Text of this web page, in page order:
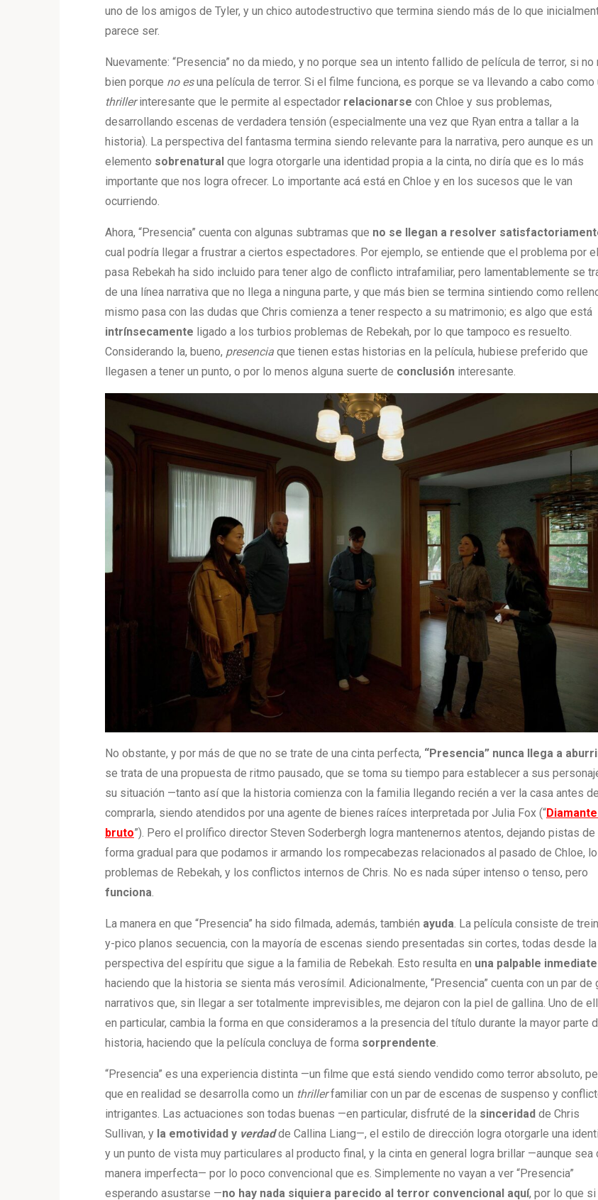
uno de los amigos de Tyler, y un chico autodestructivo que termina siendo más de lo que
parece ser.
Nuevamente: “Presencia” no da miedo, y no porque sea un intento fallido de película de terror, si no
bien porque no esuna película de terror. Si el filme funciona, es porque se va llevando a cabo como
thrillerinteresante que le permite al espectador relacionarse con Chloe y sus problemas,
desarrollando escenas de verdadera tensión (especialmente una vez que Ryan entra a tallar a la
historia). La perspectiva del fantasma termina siendo relevante para la narrativa, pero aunque es un
elemento sobrenatural que logra otorgarle una identidad propia a la cinta, no diría que es lo más
importante que nos logra ofrecer. Lo importante acá está en Chloe y en los sucesos que le van
ocurriendo.
Ahora, “Presencia” cuenta con algunas subtramas que no se llegan a resolver
cual podría llegar a frustrar a ciertos espectadores. Por ejemplo, se entiende que el problema por
pasa Rebekah ha sido incluido para tener algo de conflicto intrafamiliar, pero lamentablemente se
de una línea narrativa que no llega a ninguna parte, y que más bien se termina sintiendo como
mismo pasa con las dudas que Chris comienza a tener respecto a su matrimonio; es algo que está
intrínsecamente ligado a los turbios problemas de Rebekah, por lo que tampoco es resuelto.
Considerando la, bueno, presencia que tienen estas historias en la película, hubiese preferido que
llegasen a tener un punto, o por lo menos alguna suerte de conclusión interesante.
No obstante, y por más de que no se trate de una cinta perfecta, “Presencia” nunca llega a
se trata de una propuesta de ritmo pausado, que se toma su tiempo para establecer a sus
su situación —tanto así que la historia comienza con la familia llegando recién a ver la casa antes de
comprarla, siendo atendidos por una agente de bienes raíces interpretada por Julia Fox (“
bruto”). Pero el prolífico director Steven Soderbergh logra mantenernos atentos, dejando pistas de
forma gradual para que podamos ir armando los rompecabezas relacionados al pasado de Chloe,
problemas de Rebekah, y los conflictos internos de Chris. No es nada súper intenso o tenso, pero
funciona
La manera en que “Presencia” ha sido filmada, además, también ayuda . La película consiste de
y-pico planos secuencia, con la mayoría de escenas siendo presentadas sin cortes, todas desde la
perspectiva del espíritu que sigue a la familia de Rebekah. Esto resulta en una palpable
haciendo que la historia se sienta más verosímil. Adicionalmente, “Presencia” cuenta con un par de
narrativos que, sin llegar a ser totalmente imprevisibles, me dejaron con la piel de gallina. Uno de
en particular, cambia la forma en que consideramos a la presencia del título durante la mayor parte
historia, haciendo que la película concluya de forma sorprendente
“Presencia” es una experiencia distinta —un filme que está siendo vendido como terror absoluto,
que en realidad se desarrolla como un thrillerfamiliar con un par de escenas de suspenso y
intrigantes. Las actuaciones son todas buenas —en particular, disfruté de la sinceridad de Chris
Sullivan, y la emotividad y verdadde Callina Liang—, el estilo de dirección logra otorgarle una
y un punto de vista muy particulares al producto final, y la cinta en general logra brillar —aunque sea
manera imperfecta— por lo poco convencional que es. Simplemente no vayan a ver “Presencia”
esperando asustarse —no hay nada siquiera parecido al terror convencional aquí, por lo que si